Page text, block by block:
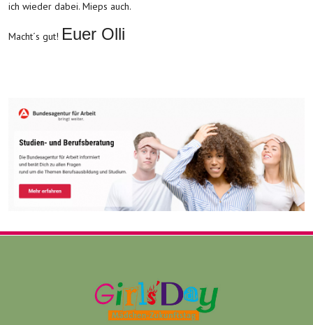
ich wieder dabei. Mieps auch.
Macht´s gut! Euer Olli